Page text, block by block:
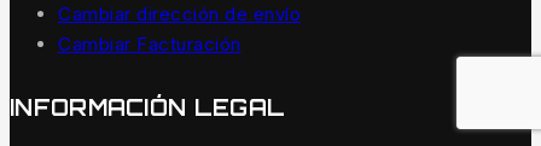
Cambiar dirección de envío
Cambiar Facturación
INFORMACIÓN LEGAL